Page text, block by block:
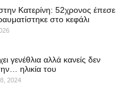
Κατερίνη: 52χρονος έπεσε
στο κεφάλι
γενέθλια αλλά κανείς δεν
ηλικία του
2024